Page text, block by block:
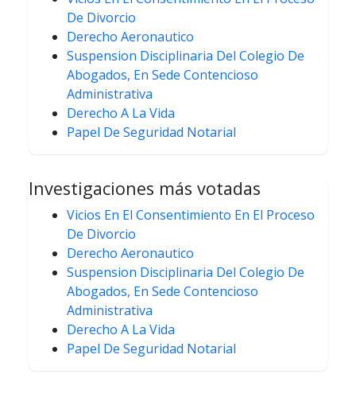
De Divorcio
Derecho Aeronautico
Suspension Disciplinaria Del Colegio De
Abogados, En Sede Contencioso
Administrativa
Derecho A La Vida
Papel De Seguridad Notarial
Investigaciones más votadas
Vicios En El Consentimiento En El Proceso
De Divorcio
Derecho Aeronautico
Suspension Disciplinaria Del Colegio De
Abogados, En Sede Contencioso
Administrativa
Derecho A La Vida
Papel De Seguridad Notarial